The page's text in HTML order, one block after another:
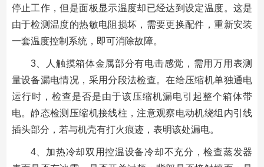
停止工作，但是面板显示温度却已经达到设定温度。这是
由于检测温度的热敏电阻损坏，需要更换配件，重新安装
一套温度控制系统，即可消除故障。
3、人触摸箱体金属部分有电击感觉，需用万用表测
量设备漏电情况，采用分段法检查。在给压缩机单独通电
运行时，检查是否是由于该压缩机漏电引起整个箱体带
电。静态检测压缩机接线柱，注意观察电动机绕组内引线
插头部分，若与机壳有打火痕迹，表明该处漏电。
4、加热冷却双用控温设备冷却不充分，检查蒸发器